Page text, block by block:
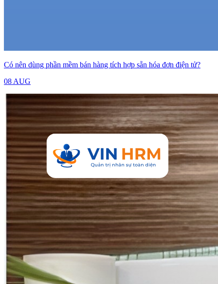
Có nên dùng phần mềm bán hàng tích hợp sẵn hóa đơn điện tử?
08 AUG